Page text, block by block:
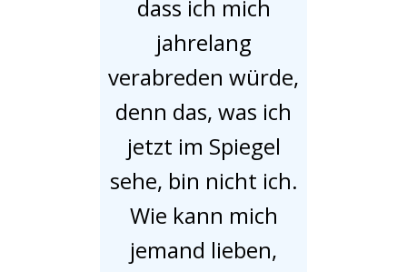
dass ich mich
jahrelang
verabreden würde,
denn das, was ich
jetzt im Spiegel
sehe, bin nicht ich.
Wie kann mich
jemand lieben,